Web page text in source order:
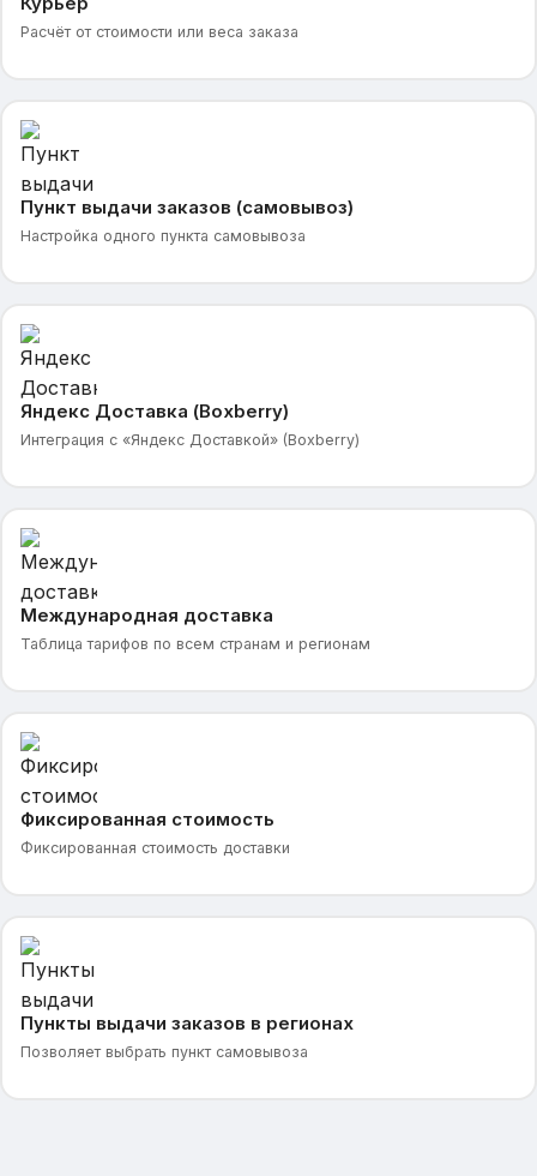
Расчёт от стоимости или веса заказа
Пункт выдачи заказов (самовывоз)
Настройка одного пункта самовывоза
Яндекс Доставка (Boxberry)
Интеграция с «Яндекс Доставкой» (Boxberry)
Международная доставка
Таблица тарифов по всем странам и регионам
Фиксированная стоимость
Фиксированная стоимость доставки
Пункты выдачи заказов в регионах
Позволяет выбрать пункт самовывоза